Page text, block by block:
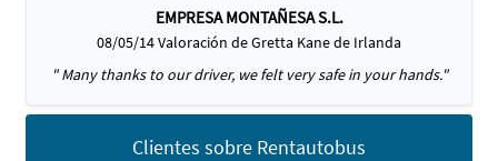
EMPRESA MONTAÑESA S.L.
08/05/14 Valoración de Gretta Kane de Irlanda
" Many thanks to our driver, we felt very safe in your hands."
Clientes sobre Rentautobus